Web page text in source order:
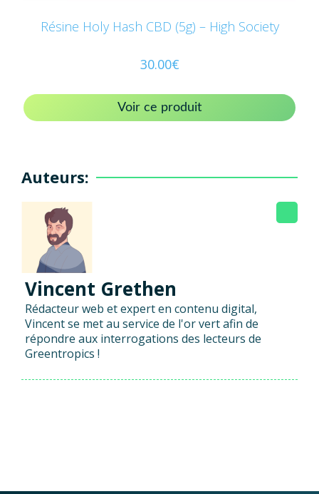
Résine Holy Hash CBD (5g) – High Society
30.00€
Voir ce produit
Auteurs:
Vincent Grethen
Rédacteur web et expert en contenu digital,
Vincent se met au service de l'or vert afin de
répondre aux interrogations des lecteurs de
Greentropics !